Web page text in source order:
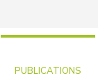
PUBLICATIONS